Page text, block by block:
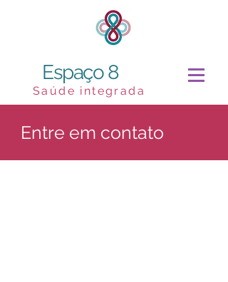
Espaço 8
Saúde integrada
Entre em contato